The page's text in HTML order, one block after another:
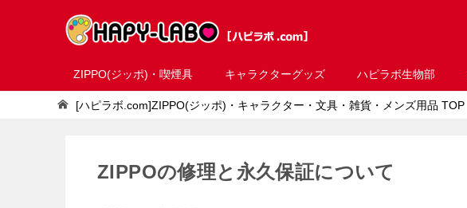
ZIPPO(ジッポ)・喫煙具 キャラクターグッズ ハピラボ生物部
[ハピラボ.com]ZIPPO(ジッポ)・キャラクター・文具・雑貨・メンズ用品 TOP
ZIPPOの修理と永久保証について